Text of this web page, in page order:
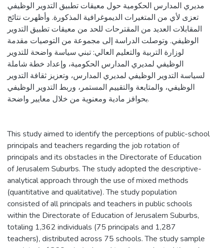
مديري المدارس الحكومية حول معيقات تطبيق التدوير الوظيفي
تعزى لأي من المتغيرات الديموغرافية المذكورة. وأظهرت نتائج
المقابلات العديد من المقترحات للحد من معيقات تطبيق التدوير
الوظيفي. وتوصلت الدراسة إلى مجموعة من التوصيات مقدمة
لوزارة التربية والتعليم العالي: تبني سياسة واضحة للتدوير
الوظيفي لمديري المدارس الحكومية، وإعداد خطة شاملة
لسياسة التدوير الوظيفي لمديري المدارس، وتعزيز ثقافة التدوير
الوظيفي، والمتابعة والتقييم المستمر، وربط التدوير الوظيفي
بحوافز مادية ومعنوية من خلال معايير واضحة.
This study aimed to identify the perceptions of public-school
principals and teachers regarding the job rotation of
principals and its obstacles in the Directorate of Education
of Jerusalem Suburbs. The study adopted the descriptive-
analytical approach through the use of mixed methods
(quantitative and qualitative). The study population
consisted of all principals and teachers in public schools
within the Directorate of Education of Jerusalem Suburbs,
totaling 1,362 individuals (75 principals and 1,287
teachers), distributed across 75 schools. The study sample